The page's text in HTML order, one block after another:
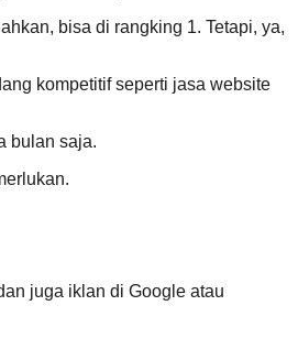
bisa di rangking 1. Tetapi, ya,
kompetitif seperti jasa website
bulan saja.
juga iklan di Google atau